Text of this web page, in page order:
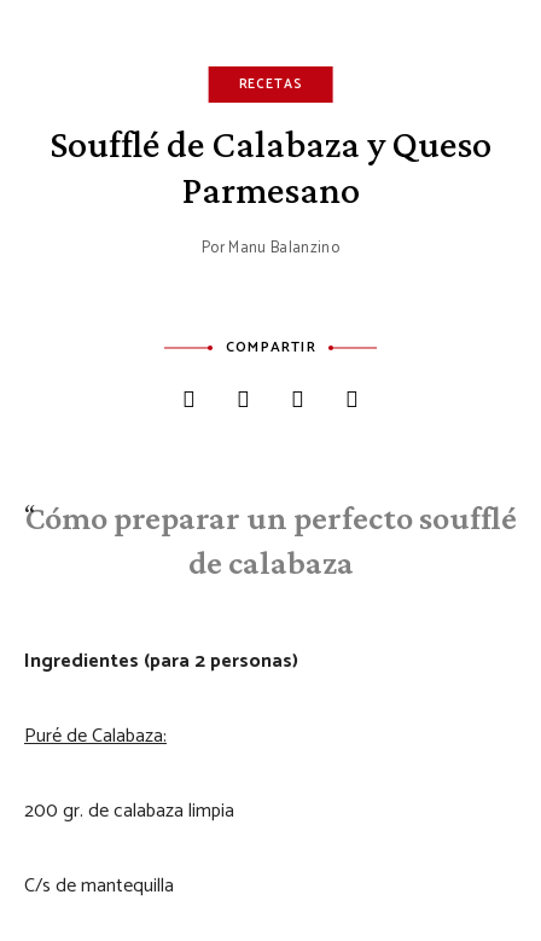
RECETAS
Soufflé de Calabaza y Queso
Parmesano
PorManu Balanzino
COMPARTIR
Cómo preparar un perfecto soufflé
de calabaza
Ingredientes (para 2 personas)
Puré de Calabaza:
200 gr. de calabaza limpia
C/s de mantequilla